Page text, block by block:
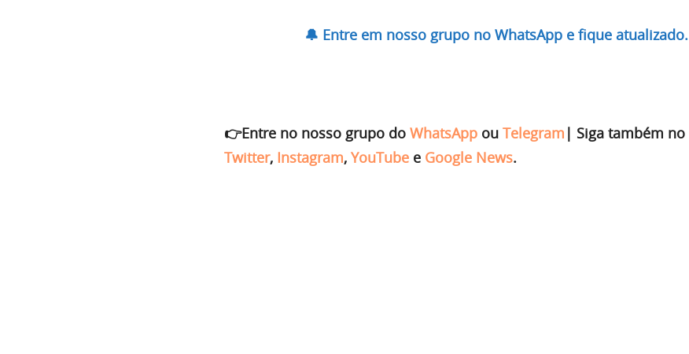
🔔 Entre em nosso grupo no WhatsApp e fique atualizado.
👉Entre no nosso grupo do WhatsApp ou Telegram | Siga também no
Twitter, Instagram, YouTube e Google News.